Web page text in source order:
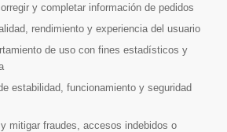
y completar información de pedidos
rendimiento y experiencia del usuario
de uso con fines estadísticos y
estabilidad, funcionamiento y seguridad
mitigar fraudes, accesos indebidos o